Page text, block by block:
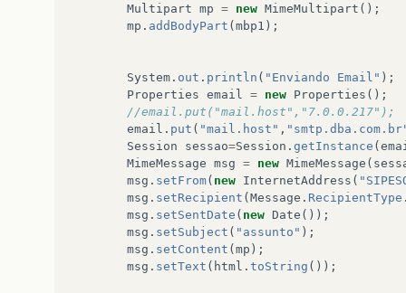
Multipart mp = new MimeMultipart ();
mp . addBodyPart (mbp1 );
System . out . println ( "Enviando Email" );
Properties email = new Properties ();
//email.put("mail.host","7.0.0.217");
email . put ( "mail.host" ,
Session
sessao=Session . getInstance (
MimeMessage msg = new MimeMessage (
msg . setFrom( new InternetAddress (
msg . setRecipient (Message . RecipientType
msg . setSentDate ( new Date ());
msg . setSubject ( "assunto" );
msg . setContent (mp );
msg . setText ( html . toString ());